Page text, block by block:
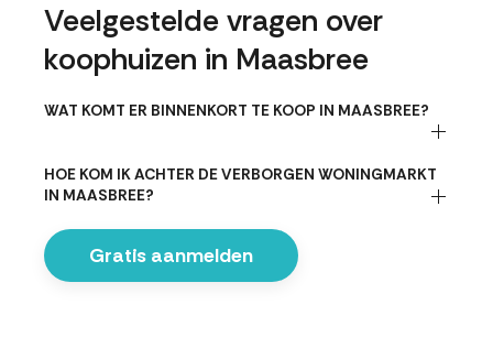
Veelgestelde vragen over
koophuizen in Maasbree
WAT KOMT ER BINNENKORT TE KOOP IN MAASBREE?
HOE KOM IK ACHTER DE VERBORGEN WONINGMARKT
IN MAASBREE?
Gratis aanmelden